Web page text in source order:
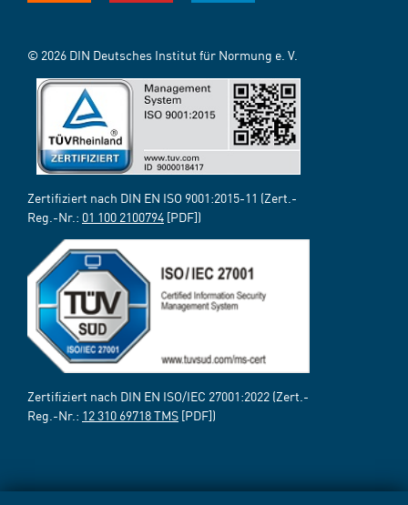
© 2026 DIN Deutsches Institut für Normung e. V.
Zertifiziert nach DIN EN ISO 9001:2015-11 (Zert.-
Reg.-Nr.: 01 100 2100794 [PDF])
Zertifiziert nach DIN EN ISO/IEC 27001:2022 (Zert.-
Reg.-Nr.: 12 310 69718 TMS [PDF])